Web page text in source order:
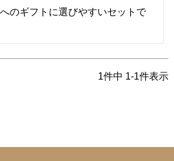
のギフトに選びやすいセットで
1件中 1-1件表示